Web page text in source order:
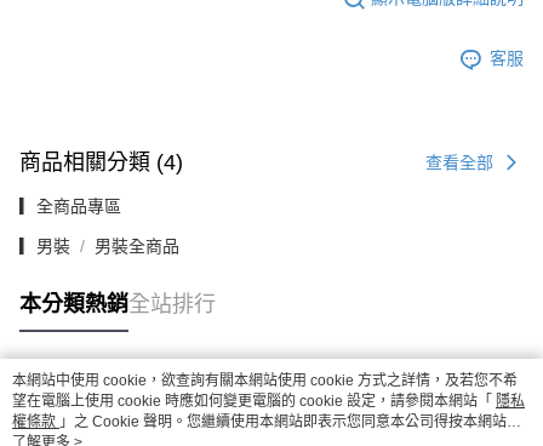
客服
商品相關分類 (4) 查看全部
▎全商品專區
▎男裝 男裝全商品
本分類熱銷全站排行
熱門標籤
本網站中使用 cookie，欲查詢有關本網站使用 cookie 方式之詳情，及若您不希
望在電腦上使用 cookie 時應如何變更電腦的 cookie 設定，請參閱本網站「 隱私
權條款 」之 Cookie 聲明。您繼續使用本網站即表示您同意本公司得按本網站使
用條款之 Cookie 聲明使用 cookie。
了解更多 >